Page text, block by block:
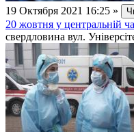
19 Октября 2021 16:25 »
20 жовтня у центральній
свердловина вул.